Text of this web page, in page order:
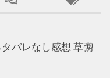
バレなし感想 草彅